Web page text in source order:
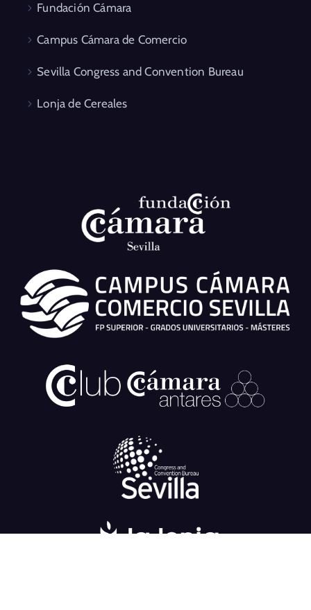
Fundación Cámara
Campus Cámara de Comercio
Sevilla Congress and Convention Bureau
Lonja de Cereales